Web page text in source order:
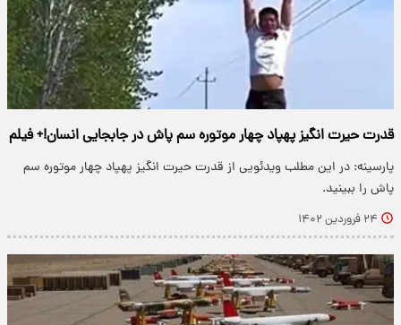
قدرت حیرت انگیز پهپاد چهار موتوره سم پاش در جابجایی انسان!+ فیلم
پارسینه: در این مطلب ویدئویی از قدرت حیرت انگیز پهپاد چهار موتوره سم
پاش را ببینید.
۲۴ فروردین ۱۴۰۲